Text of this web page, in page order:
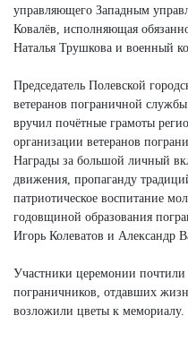
управляющего Западным
Ковалёв, исполняющая
Наталья Трушкова и военный
Председатель Полевской
ветеранов пограничной
вручил почётные грамоты
организации ветеранов
Награды за большой личный
движения, пропаганду
патриотическое воспитание
годовщиной образования
Игорь Колеватов и Александр
Участники церемонии
пограничников, отдавших
возложили цветы к мемориалу.